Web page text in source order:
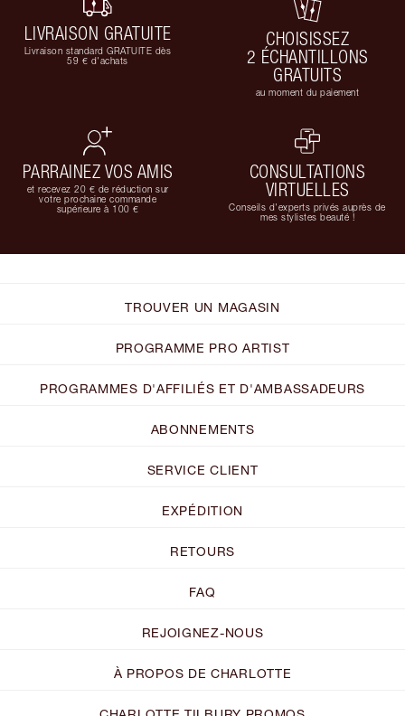
LIVRAISON GRATUITE
Livraison standard GRATUITE dès
59 € d'achats
CHOISISSEZ
2 ÉCHANTILLONS
GRATUITS
au moment du paiement
PARRAINEZ VOS AMIS
et recevez 20 € de réduction sur
votre prochaine commande
supérieure à 100 €
CONSULTATIONS
VIRTUELLES
Conseils d'experts privés auprès de
mes stylistes beauté !
TROUVER UN MAGASIN
PROGRAMME PRO ARTIST
PROGRAMMES D'AFFILIÉS ET D'AMBASSADEURS
ABONNEMENTS
SERVICE CLIENT
EXPÉDITION
RETOURS
FAQ
REJOIGNEZ-NOUS
À PROPOS DE CHARLOTTE